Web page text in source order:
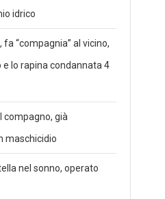
idrico
“compagnia” al vicino,
lo rapina condannata 4
compagno, già
maschicidio
nel sonno, operato